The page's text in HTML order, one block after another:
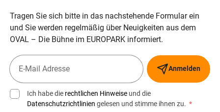
Tragen Sie sich bitte in das nachstehende Formular ein
und Sie werden regelmäßig über Neuigkeiten aus dem
OVAL – Die Bühne im EUROPARK informiert.
Anmelden
Ich habe die rechtlichen Hinweise und die
Datenschutzrichtlinien gelesen und stimme ihnen zu. *